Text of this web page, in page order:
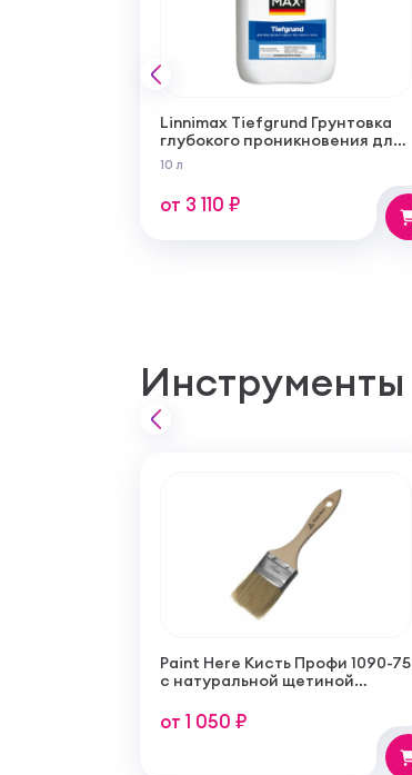
Linnimax Tiefgrund Грунтовка
глубокого проникновения для
внутренних и наружных работ
10 л
от 3 110 ₽
Инструменты
Paint Here Кисть Профи 1090-75
с натуральной щетиной
от 1 050 ₽